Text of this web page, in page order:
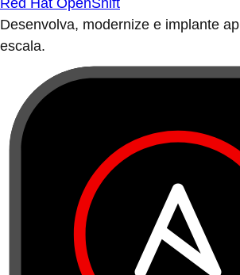
Red Hat OpenShift
Desenvolva, modernize e implante
escala.